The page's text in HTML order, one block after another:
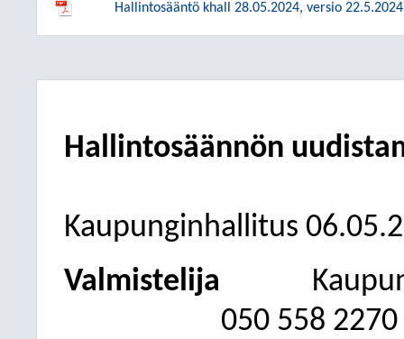
Hallintosääntö khall 28.05.2024, versio
Hallintosäännön
Kaupunginhallitus
Valmistelija
050 558 2270